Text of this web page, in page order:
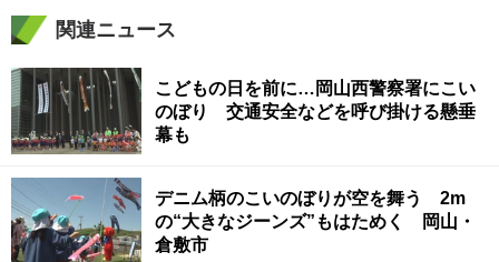
関連ニュース
こどもの日を前に…岡山西警察署にこい
のぼり 交通安全などを呼び掛ける懸垂
幕も
デニム柄のこいのぼりが空を舞う 2m
の“大きなジーンズ”もはためく 岡山・
倉敷市